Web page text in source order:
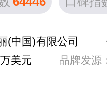
(中国)有限公司
美元 品牌发源